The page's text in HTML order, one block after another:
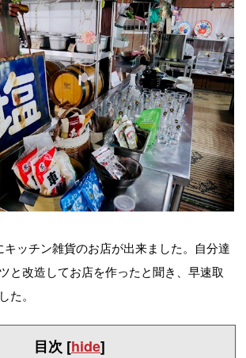
ッチン雑貨のお店が出来ました。自分達
と改造してお店を作ったと聞き、早速取
た。
目次 [hide]